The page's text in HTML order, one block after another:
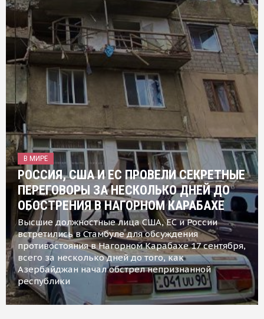
В МИРЕ
РОССИЯ, США И ЕС ПРОВЕЛИ СЕКРЕТНЫЕ
ПЕРЕГОВОРЫ ЗА НЕСКОЛЬКО ДНЕЙ ДО
ОБОСТРЕНИЯ В НАГОРНОМ КАРАБАХЕ
Высшие должностные лица США, ЕС и России
встретились в Стамбуле для обсуждения
противостояния в Нагорном Карабахе 17 сентября,
всего за несколько дней до того, как
Азербайджан начал обстрел непризнанной
республики